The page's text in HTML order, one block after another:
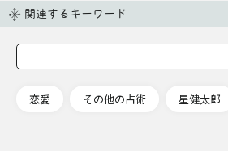
関連するキーワード
恋愛 その他の占術 星健太郎